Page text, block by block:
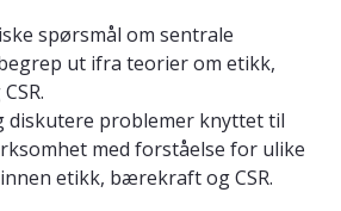
spørsmål om sentrale
ut ifra teorier om etikk,
diskutere problemer knyttet til
med forståelse for ulike
etikk, bærekraft og CSR.